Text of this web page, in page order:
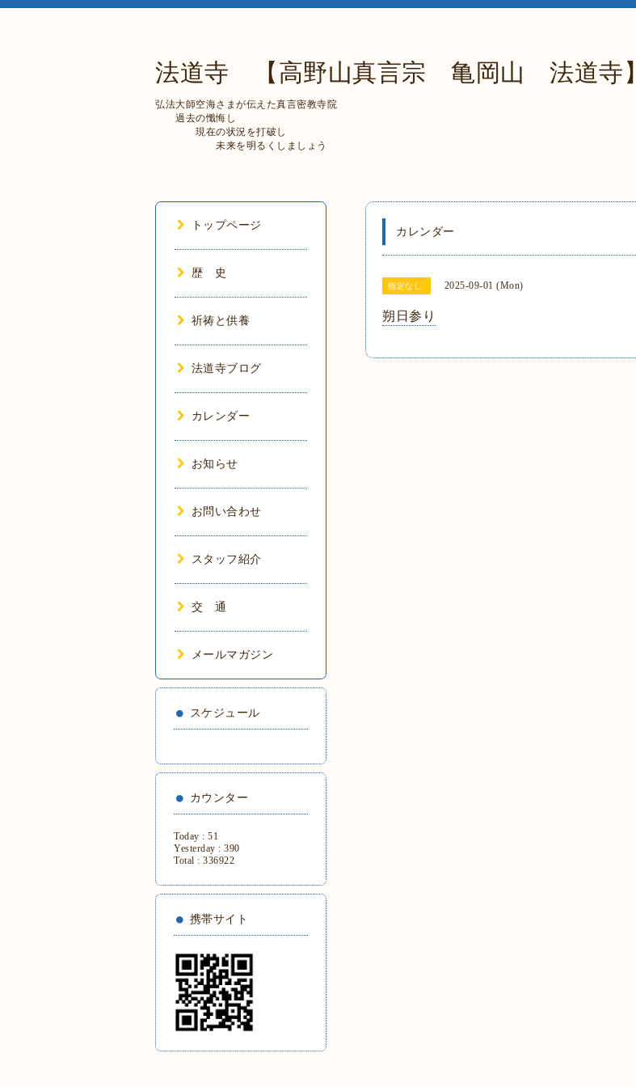
法道寺 【高野山真言宗 亀岡山 法道寺】
弘法大師空海さまが伝えた真言密教寺院
過去の懺悔し
現在の状況を打破し
未来を明るくしましょう
カレンダー
指定なし 2025-09-01 (Mon)
朔日参り
トップページ
歴 史
祈祷と供養
法道寺ブログ
カレンダー
お知らせ
お問い合わせ
スタッフ紹介
交 通
メールマガジン
スケジュール
カウンター
Today : 51
Yesterday : 390
Total : 336922
携帯サイト